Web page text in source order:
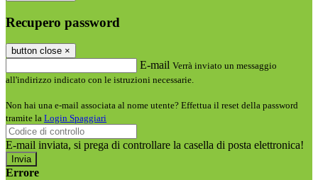
Recupero password
button close ×
E-mail Verrà inviato un messaggio
all'indirizzo indicato con le istruzioni necessarie.
Non hai una e-mail associata al nome utente? Effettua il reset della password
tramite la Login Spaggiari
E-mail inviata, si prega di controllare la casella di posta elettronica!
Errore